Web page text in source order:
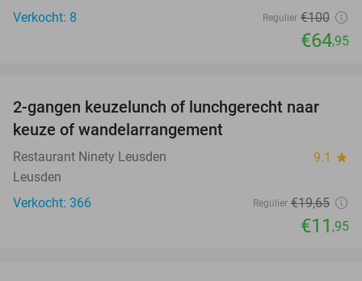
Verkocht: 8
Regulier €100
€64,95
39%
2-gangen keuzelunch of lunchgerecht naar
keuze of wandelarrangement
Restaurant Ninety Leusden 9.1 star
Leusden
Verkocht: 366
Regulier €19,65
€11 ,95